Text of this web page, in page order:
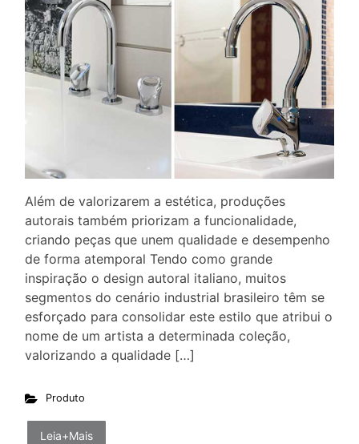
Além de valorizarem a estética, produções
autorais também priorizam a funcionalidade,
criando peças que unem qualidade e desempenho
de forma atemporal Tendo como grande
inspiração o design autoral italiano, muitos
segmentos do cenário industrial brasileiro têm se
esforçado para consolidar este estilo que atribui o
nome de um artista a determinada coleção,
valorizando a qualidade […]
Produto
Leia+Mais